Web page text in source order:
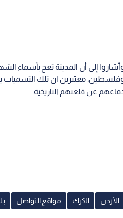
إلى أن المدينة تعج بأسماء
معتبرين ان تلك التسميات
عن قلعتهم التاريخية.
الأردن الكرك مواقع التواصل